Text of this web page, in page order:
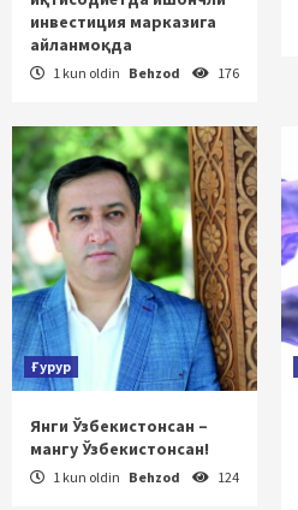
инвестиция марказига
айланмоқда
1 kun oldin Behzod 176
Ғурур
Янги Ўзбекистонсан –
мангу Ўзбекистонсан!
1 kun oldin Behzod 124